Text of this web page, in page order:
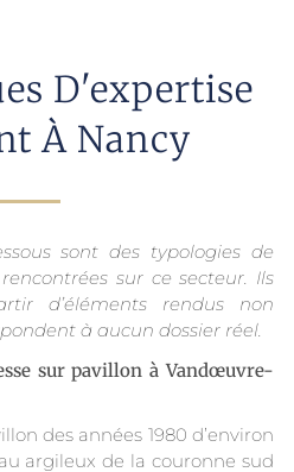
D'expertise
À Nancy
sont des typologies de
sur ce secteur. Ils
d’éléments rendus non
à aucun dossier réel.
sur pavillon à Vandœuvre-
des années 1980 d’environ
argileux de la couronne sud